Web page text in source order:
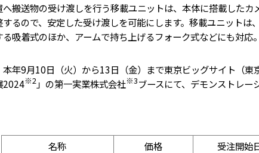
搬送物の受け渡しを行う移載ユニットは、本体に搭載したカ
るので、安定した受け渡しを可能にします。移載ユニットは
る吸着式のほか、アームで持ち上げるフォーク式などにも対応
年9️月10日（火）から13日（金）まで東京ビッグサイト（東
2024※2」の第一実業株式会社※3ブースにて、デモンストレー
名称 価格 受注開始